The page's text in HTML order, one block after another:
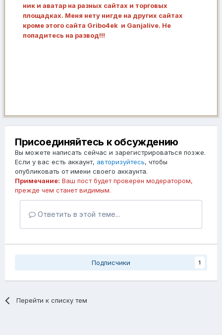
ник и аватар на разных сайтах и торговых
площадках. Меня нету нигде на других сайтах
кроме этого сайта Gribo4ek и Ganjalive. Не
попадитесь на развод!!!
Присоединяйтесь к обсуждению
Вы можете написать сейчас и зарегистрироваться позже.
Если у вас есть аккаунт, авторизуйтесь, чтобы
опубликовать от имени своего аккаунта.
Примечание: Ваш пост будет проверен модератором,
прежде чем станет видимым.
Ответить в этой теме...
Подписчики 1
Перейти к списку тем